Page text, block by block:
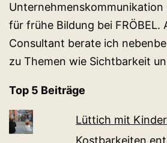
für frühe Bildung bei FRÖBEL.
Consultant berate ich
zu Themen wie Sichtbarkeit
Top 5 Beiträge
Lüttich mit